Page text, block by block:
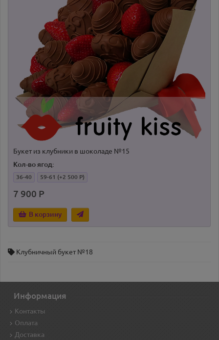
Букет из клубники в шоколаде №15
Кол-во ягод:
36-40 59-61 (+2 500 Р)
7 900 Р
В корзину
Клубничный букет №18
Информация
Контакты
Оплата
Доставка